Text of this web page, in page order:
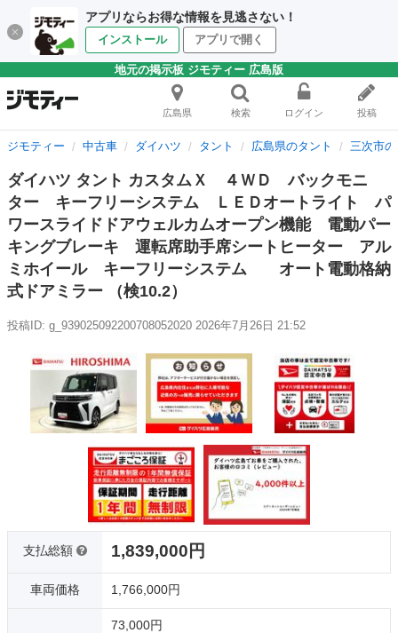
アプリならお得な情報を見逃さない！
インストール アプリで開く
地元の掲示板 ジモティー 広島版
広島県 検索 ログイン 投稿
ジモティー 中古車 ダイハツ タント 広島県のタント 三次市
ダイハツ タント カスタムＸ ４ＷＤ バックモニ
ター キーフリーシステム ＬＥＤオートライト パ
ワースライドドアウェルカムオープン機能 電動パー
キングブレーキ 運転席助手席シートヒーター アル
ミホイール キーフリーシステム オート電動格納
式ドアミラー （検10.2）
投稿ID: g_939025092200708052020 2026年7月26日 21:52
支払総額 1,839,000円
車両価格 1,766,000円
73,000円